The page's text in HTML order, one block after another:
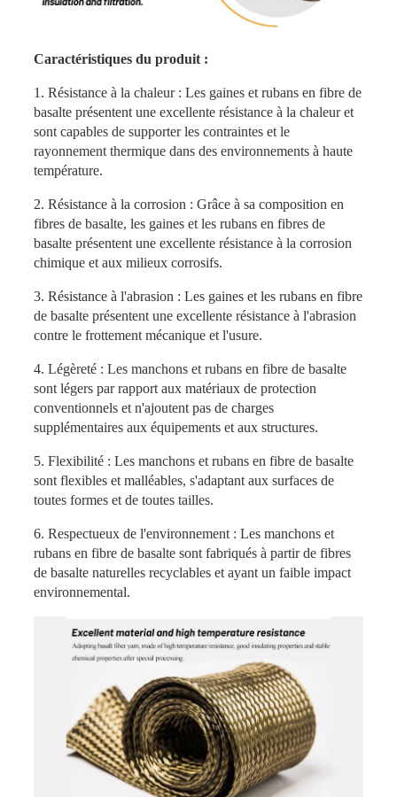
Caractéristiques du produit :
1. Résistance à la chaleur : Les gaines et rubans en fibre de
basalte présentent une excellente résistance à la chaleur et
sont capables de supporter les contraintes et le
rayonnement thermique dans des environnements à haute
température.
2. Résistance à la corrosion : Grâce à sa composition en
fibres de basalte, les gaines et les rubans en fibres de
basalte présentent une excellente résistance à la corrosion
chimique et aux milieux corrosifs.
3. Résistance à l'abrasion : Les gaines et les rubans en fibre
de basalte présentent une excellente résistance à l'abrasion
contre le frottement mécanique et l'usure.
4. Légèreté : Les manchons et rubans en fibre de basalte
sont légers par rapport aux matériaux de protection
conventionnels et n'ajoutent pas de charges
supplémentaires aux équipements et aux structures.
5. Flexibilité : Les manchons et rubans en fibre de basalte
sont flexibles et malléables, s'adaptant aux surfaces de
toutes formes et de toutes tailles.
6. Respectueux de l'environnement : Les manchons et
rubans en fibre de basalte sont fabriqués à partir de fibres
de basalte naturelles recyclables et ayant un faible impact
environnemental.